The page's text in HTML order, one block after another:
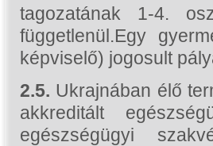
tagozatának 1-4.
függetlenül.Egy
képviselő) jogosult
2.5. Ukrajnában élő
akkreditált
egészségügyi